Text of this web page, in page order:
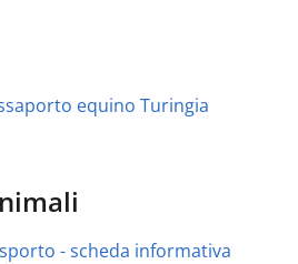
equino Turingia
- scheda informativa